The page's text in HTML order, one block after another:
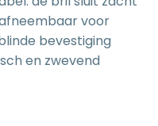
voor
bevestiging
en zwevend